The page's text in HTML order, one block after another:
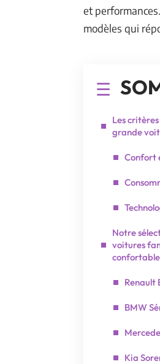
et
modèles qui
Les
grande
Confort
Notre
voitures
Renault
BMW
Kia